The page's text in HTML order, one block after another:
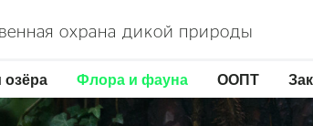
охрана дикой природы
озёра Флора и фауна ООПТ